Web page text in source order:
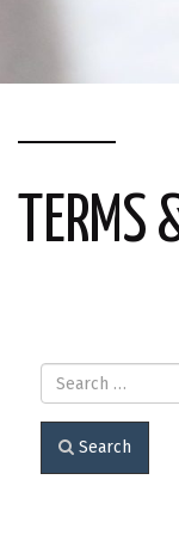
TERMS
Search